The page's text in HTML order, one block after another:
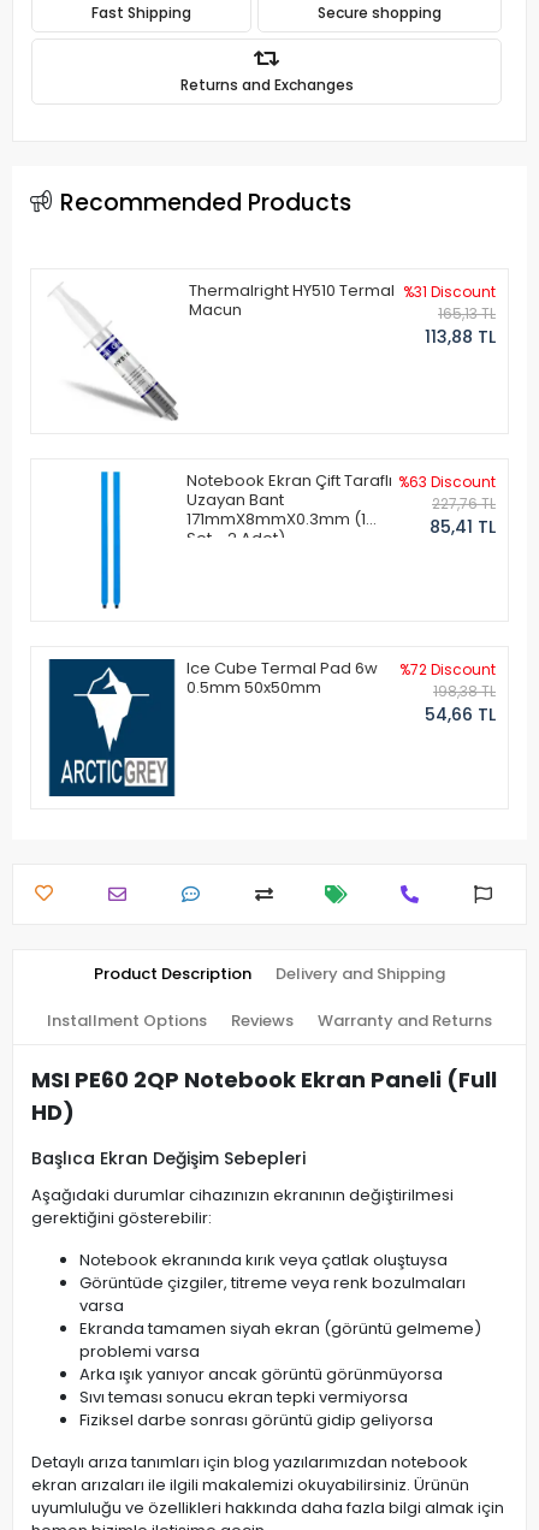
Fast Shipping Secure shopping
Returns and Exchanges
Recommended Products
Thermalright HY510 Termal
Macun
%31 Discount
165,13 TL
113,88 TL
Notebook Ekran Çift Taraflı
Uzayan Bant
171mmX8mmX0.3mm (1
Set - 2 Adet)
%63 Discount
227,76 TL
85,41 TL
Ice Cube Termal Pad 6w
0.5mm 50x50mm
%72 Discount
198,38 TL
54,66 TL
Product Description Delivery and Shipping
Installment Options Reviews Warranty and Returns
MSI PE60 2QP Notebook Ekran Paneli (Full
HD)
Başlıca Ekran Değişim Sebepleri
Aşağıdaki durumlar cihazınızın ekranının değiştirilmesi
gerektiğini gösterebilir:
Notebook ekranında kırık veya çatlak oluştuysa
Görüntüde çizgiler, titreme veya renk bozulmaları
varsa
Ekranda tamamen siyah ekran (görüntü gelmeme)
problemi varsa
Arka ışık yanıyor ancak görüntü görünmüyorsa
Sıvı teması sonucu ekran tepki vermiyorsa
Fiziksel darbe sonrası görüntü gidip geliyorsa
Detaylı arıza tanımları için blog yazılarımızdan notebook
ekran arızaları ile ilgili makalemizi okuyabilirsiniz. Ürünün
uyumluluğu ve özellikleri hakkında daha fazla bilgi almak için